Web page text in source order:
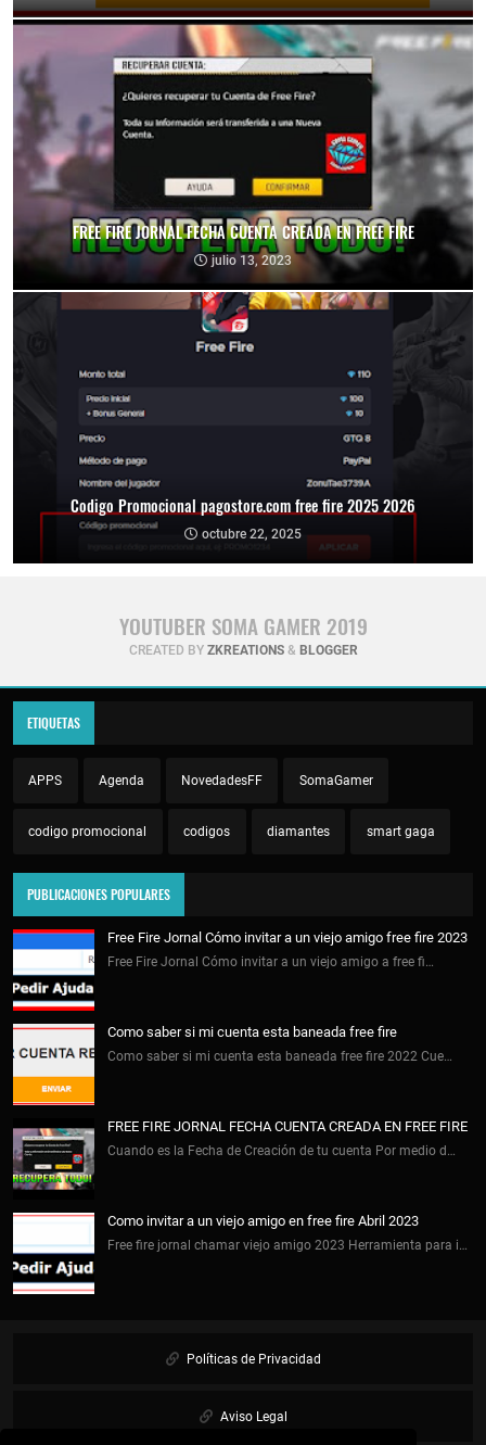
FREE FIRE JORNAL FECHA CUENTA CREADA EN FREE FIRE
julio 13, 2023
Codigo Promocional pagostore.com free fire 2025 2026
octubre 22, 2025
YOUTUBER SOMA GAMER 2019
CREATED BY ZKREATIONS& BLOGGER
ETIQUETAS
APPS Agenda NovedadesFF SomaGamer
codigo promocional codigos diamantes smart gaga
PUBLICACIONES POPULARES
Free Fire Jornal Cómo invitar a un viejo amigo free fire 2023
Free Fire Jornal Cómo invitar a un viejo amigo a free fi…
Como saber si mi cuenta esta baneada free fire
Como saber si mi cuenta esta baneada free fire 2022 Cue…
FREE FIRE JORNAL FECHA CUENTA CREADA EN FREE FIRE
Cuando es la Fecha de Creación de tu cuenta Por medio d…
Como invitar a un viejo amigo en free fire Abril 2023
Free fire jornal chamar viejo amigo 2023 Herramienta para i…
Políticas de Privacidad
Aviso Legal